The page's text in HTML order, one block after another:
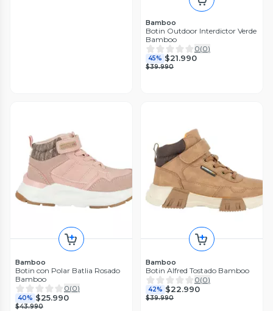
Bamboo
Botin Outdoor Interdictor Verde
Bamboo
0(0)
45% $21.990
$39.990
Bamboo
Botin con Polar Batlia Rosado
Bamboo
0(0)
40% $25.990
$43.990
Bamboo
Botin Alfred Tostado Bamboo
0(0)
42% $22.990
$39.990